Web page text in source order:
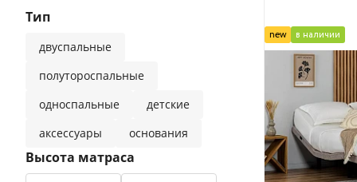
Эксклюзивные матрасы
Детские матрасы
Безопасные материалы
популярные фильтры
120x200 140x200 180x200
прямые диваны
популярные фильтры
для сна на боку для сна на
Тип
двуспальные
полутороспальные
односпальные
детские
аксессуары
основания
Высота матраса
new в наличии